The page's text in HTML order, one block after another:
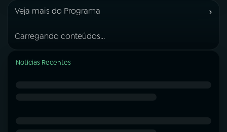
Veja mais do Programa ›
Carregando conteúdos...
Notícias Recentes